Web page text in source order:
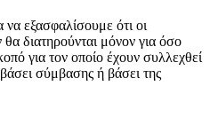
εξασφαλίσουμε ότι οι
διατηρούνται μόνον για όσο
για τον οποίο έχουν συλλεχθεί
σύμβασης ή βάσει της